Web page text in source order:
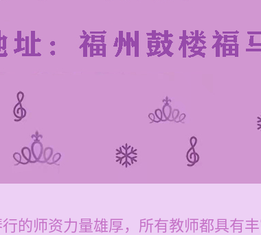
的师资力量雄厚，所有教师都具有